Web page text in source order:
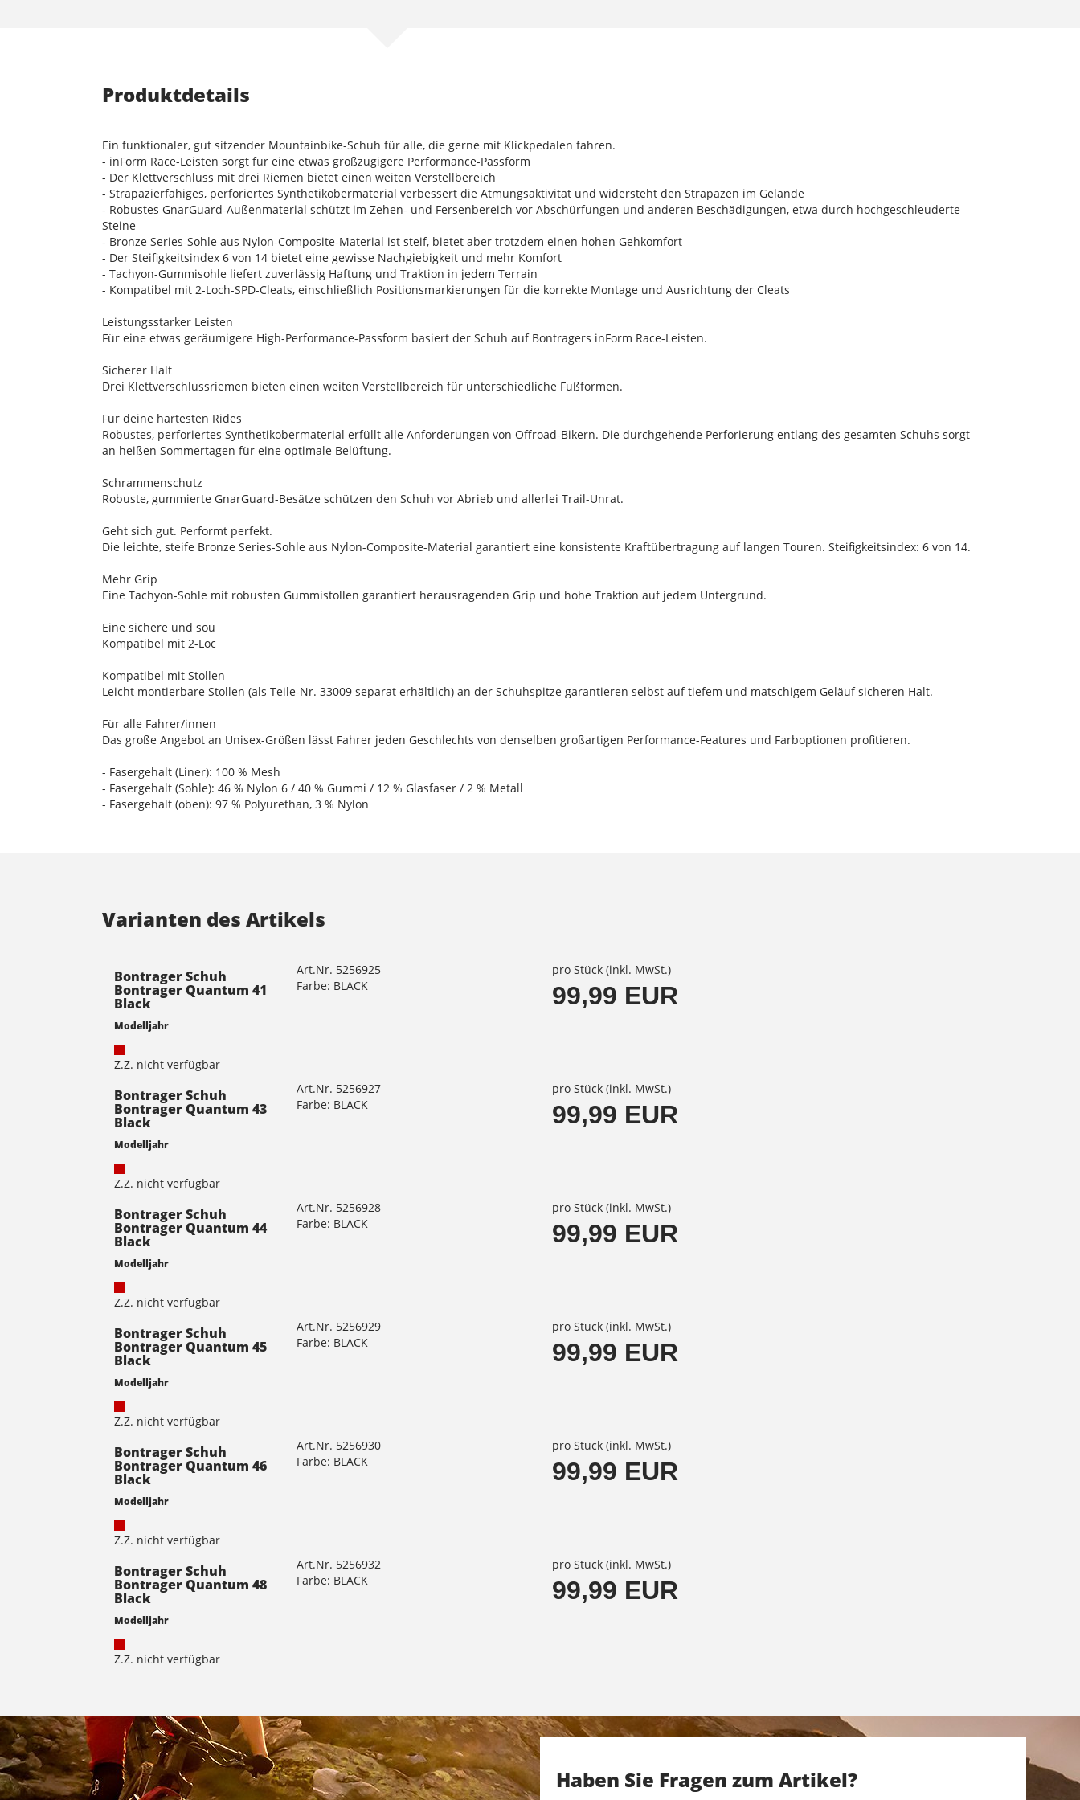
Produktdetails
Ein funktionaler, gut sitzender Mountainbike-Schuh für alle, die gerne mit Klickpedalen fahren.
- inForm Race-Leisten sorgt für eine etwas großzügigere Performance-Passform
- Der Klettverschluss mit drei Riemen bietet einen weiten Verstellbereich
- Strapazierfähiges, perforiertes Synthetikobermaterial verbessert die Atmungsaktivität und widersteht den Strapazen im Gelände
- Robustes GnarGuard-Außenmaterial schützt im Zehen- und Fersenbereich vor Abschürfungen und anderen Beschädigungen, etwa durch hochgeschleuderte
Steine
- Bronze Series-Sohle aus Nylon-Composite-Material ist steif, bietet aber trotzdem einen hohen Gehkomfort
- Der Steifigkeitsindex 6 von 14 bietet eine gewisse Nachgiebigkeit und mehr Komfort
- Tachyon-Gummisohle liefert zuverlässig Haftung und Traktion in jedem Terrain
- Kompatibel mit 2-Loch-SPD-Cleats, einschließlich Positionsmarkierungen für die korrekte Montage und Ausrichtung der Cleats
Leistungsstarker Leisten
Für eine etwas geräumigere High-Performance-Passform basiert der Schuh auf Bontragers inForm Race-Leisten.
Sicherer Halt
Drei Klettverschlussriemen bieten einen weiten Verstellbereich für unterschiedliche Fußformen.
Für deine härtesten Rides
Robustes, perforiertes Synthetikobermaterial erfüllt alle Anforderungen von Offroad-Bikern. Die durchgehende Perforierung entlang des gesamten Schuhs sorgt
an heißen Sommertagen für eine optimale Belüftung.
Schrammenschutz
Robuste, gummierte GnarGuard-Besätze schützen den Schuh vor Abrieb und allerlei Trail-Unrat.
Geht sich gut. Performt perfekt.
Die leichte, steife Bronze Series-Sohle aus Nylon-Composite-Material garantiert eine konsistente Kraftübertragung auf langen Touren. Steifigkeitsindex: 6 von 14.
Mehr Grip
Eine Tachyon-Sohle mit robusten Gummistollen garantiert herausragenden Grip und hohe Traktion auf jedem Untergrund.
Eine sichere und sou
Kompatibel mit 2-Loc
Kompatibel mit Stollen
Leicht montierbare Stollen (als Teile-Nr. 33009 separat erhältlich) an der Schuhspitze garantieren selbst auf tiefem und matschigem Geläuf sicheren Halt.
Für alle Fahrer/innen
Das große Angebot an Unisex-Größen lässt Fahrer jeden Geschlechts von denselben großartigen Performance-Features und Farboptionen profitieren.
- Fasergehalt (Liner): 100 % Mesh
- Fasergehalt (Sohle): 46 % Nylon 6 / 40 % Gummi / 12 % Glasfaser / 2 % Metall
- Fasergehalt (oben): 97 % Polyurethan, 3 % Nylon
Varianten des Artikels
Bontrager Schuh
Bontrager Quantum 41
Black
Modelljahr
Z.Z. nicht verfügbar
Art.Nr. 5256925
Farbe: BLACK
pro Stück (inkl. MwSt.)
99,99 EUR
Bontrager Schuh
Bontrager Quantum 43
Black
Modelljahr
Z.Z. nicht verfügbar
Art.Nr. 5256927
Farbe: BLACK
pro Stück (inkl. MwSt.)
99,99 EUR
Bontrager Schuh
Bontrager Quantum 44
Black
Modelljahr
Z.Z. nicht verfügbar
Art.Nr. 5256928
Farbe: BLACK
pro Stück (inkl. MwSt.)
99,99 EUR
Bontrager Schuh
Bontrager Quantum 45
Black
Modelljahr
Z.Z. nicht verfügbar
Art.Nr. 5256929
Farbe: BLACK
pro Stück (inkl. MwSt.)
99,99 EUR
Bontrager Schuh
Bontrager Quantum 46
Black
Modelljahr
Z.Z. nicht verfügbar
Art.Nr. 5256930
Farbe: BLACK
pro Stück (inkl. MwSt.)
99,99 EUR
Bontrager Schuh
Bontrager Quantum 48
Black
Modelljahr
Z.Z. nicht verfügbar
Art.Nr. 5256932
Farbe: BLACK
pro Stück (inkl. MwSt.)
99,99 EUR
Haben Sie Fragen zum Artikel?